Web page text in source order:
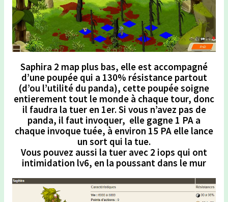
Saphira 2 map plus bas, elle est accompagné
d’une poupée qui a 130% résistance partout
(d’ou l’utilité du panda), cette poupée soigne
entierement tout le monde à chaque tour, donc
il faudra la tuer en 1er. Si vous n’avez pas de
panda, il faut invoquer, elle gagne 1 PA a
chaque invoque tuée, à environ 15 PA elle lance
un sort qui la tue.
Vous pouvez aussi la tuer avec 2 iops qui ont
intimidation lv6, en la poussant dans le mur